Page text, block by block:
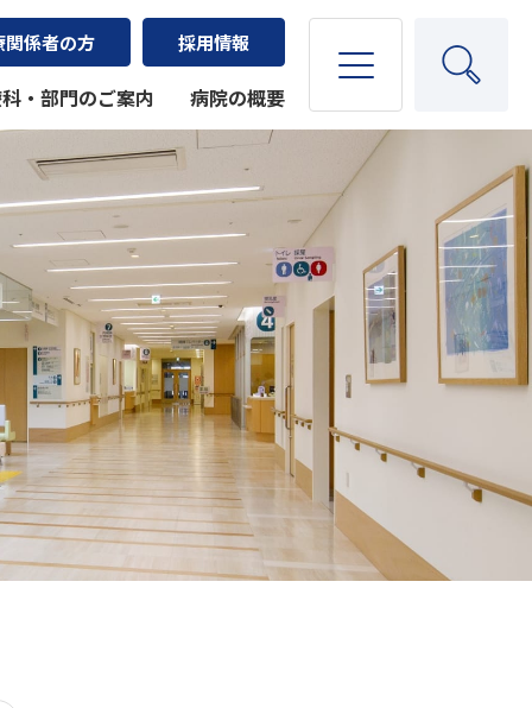
関係者の方 採用情報
・部門のご案内 病院の概要